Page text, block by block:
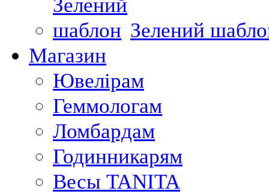
Зелений
Магазин
Ювелірам
Геммологам
Ломбардам
Годинникарям
Весы TANITA